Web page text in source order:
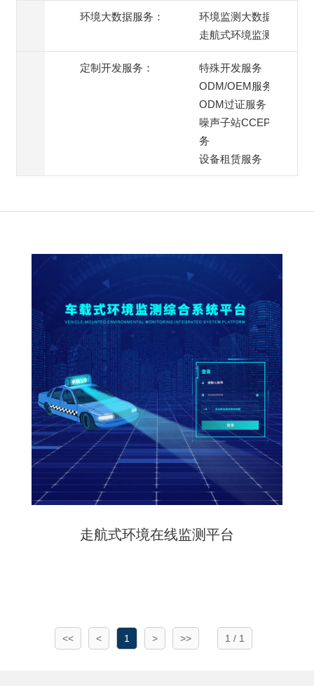
环境大数据服务：
环境监测大数据服务
走航式环境监测服务
定制开发服务：
特殊开发服务
ODM/OEM服务
ODM过证服务
噪声子站CCEP过证服
务
设备租赁服务
走航式环境在线监测平台
1 / 1
<< < 1 > >>